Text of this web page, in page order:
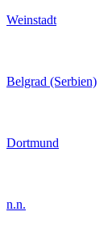
Weinstadt
Belgrad (Serbien)
Dortmund
n.n.